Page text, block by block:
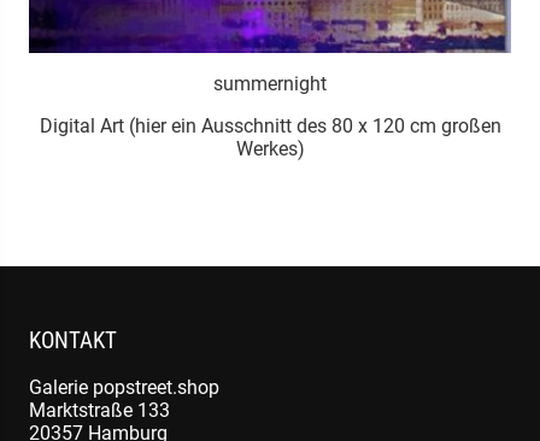
summernight
Digital Art (hier ein Ausschnitt des 80 x 120 cm großen
Werkes)
KONTAKT
Galerie popstreet.shop
Marktstraße 133
20357 Hamburg